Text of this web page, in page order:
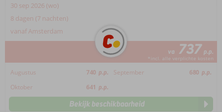
30 sep 2026 (wo)
8 dagen (7 nachten)
vanaf Amsterdam
va 737 p.p.
*incl. alle verplichte kosten
Augustus 740 p.p. September 680 p.p.
Oktober
641 p.p.
Bekijk beschikbaarheid